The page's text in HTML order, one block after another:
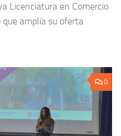
Licenciatura en Comercio
amplía su oferta
0